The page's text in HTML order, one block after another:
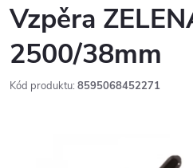
Vzpěra
2500/38mm
Kód produktu: 8595068452271